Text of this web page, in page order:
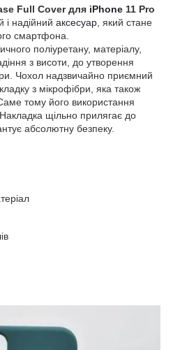
Full Cover для iPhone 11 Pro
і надійний аксесуар , який стане
смартфона.
поліуретану, матеріалу,
з висоти, до утворення
Чохол надзвичайно приємний
з мікрофібри, яка також
тому його використання
щільно прилягає до
абсолютну безпеку.